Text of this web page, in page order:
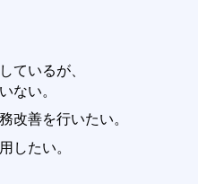
ているが、
ない。
改善を行いたい。
したい。